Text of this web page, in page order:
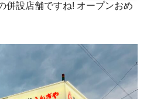
併設店舗ですね! オープンおめ